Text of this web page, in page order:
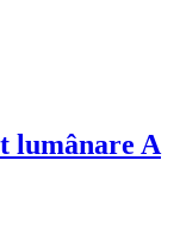
lumânare A